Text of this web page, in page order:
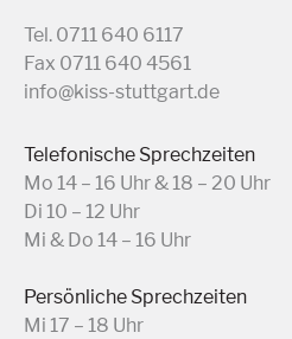
Tel. 0711 640 6117
Fax 0711 640 4561
info@kiss-stuttgart.de
Telefonische Sprechzeiten
Mo 14 – 16 Uhr & 18 – 20 Uhr
Di 10 – 12 Uhr
Mi & Do 14 – 16 Uhr
Persönliche Sprechzeiten
Mi 17 – 18 Uhr